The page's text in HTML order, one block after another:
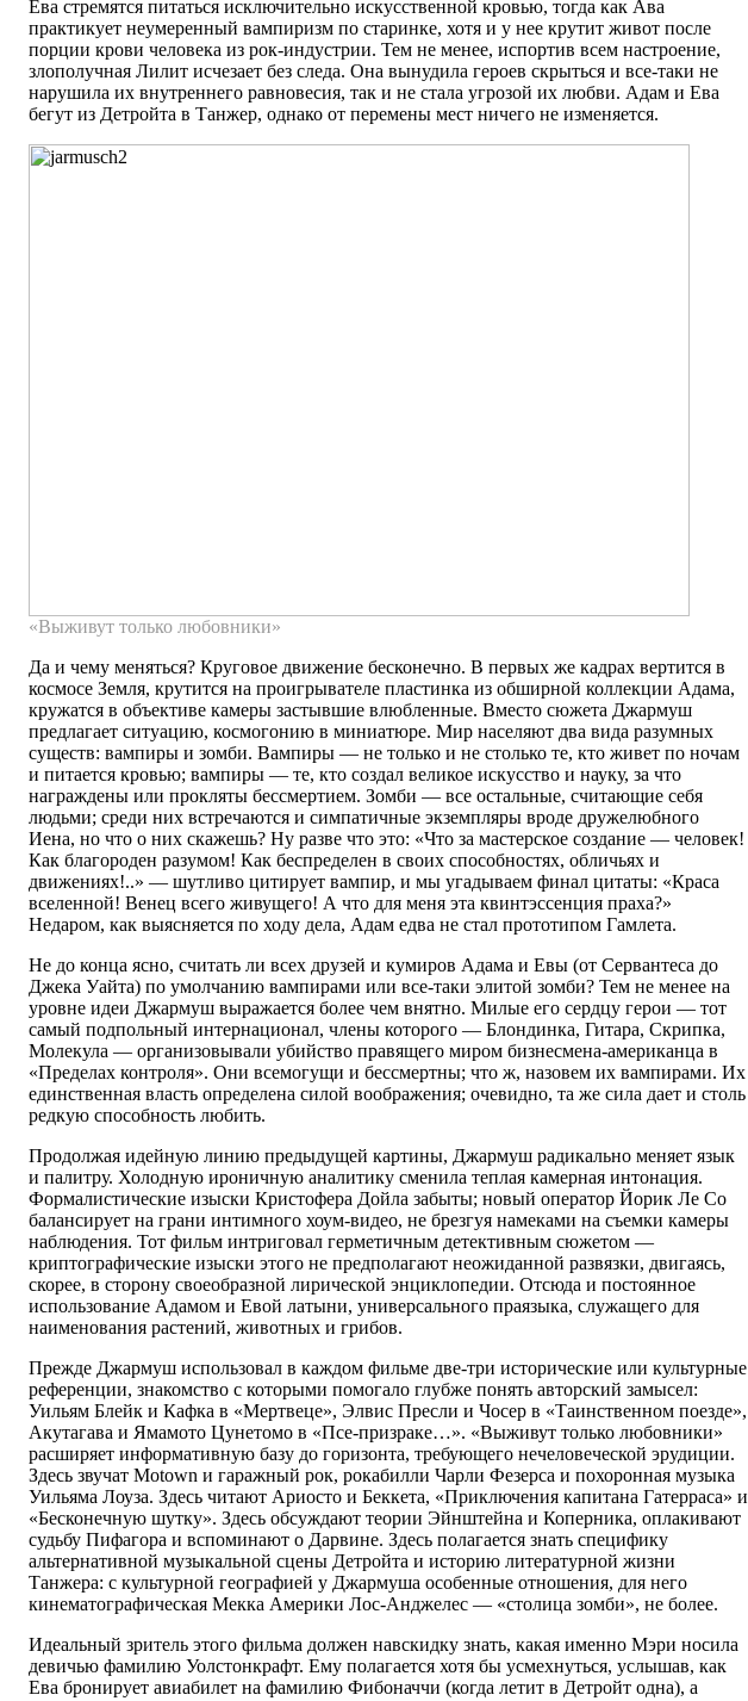
Ева стремятся питаться исключительно искусственной кровью, тогда как Ава
практикует неумеренный вампиризм по старинке, хотя и у нее крутит живот после
порции крови человека из рок-индустрии. Тем не менее, испортив всем настроение,
злополучная Лилит исчезает без следа. Она вынудила героев скрыться и все-таки не
нарушила их внутреннего равновесия, так и не стала угрозой их любви. Адам и Ева
бегут из Детройта в Танжер, однако от перемены мест ничего не изменяется.
«Выживут только любовники»
Да и чему меняться? Круговое движение бесконечно. В первых же кадрах вертится в
космосе Земля, крутится на проигрывателе пластинка из обширной коллекции Адама,
кружатся в объективе камеры застывшие влюбленные. Вместо сюжета Джармуш
предлагает ситуацию, космогонию в миниатюре. Мир населяют два вида разумных
существ: вампиры и зомби. Вампиры — не только и не столько те, кто живет по ночам
и питается кровью; вампиры — те, кто создал великое искусство и науку, за что
награждены или прокляты бессмертием. Зомби — все остальные, считающие себя
людьми; среди них встречаются и симпатичные экземпляры вроде дружелюбного
Иена, но что о них скажешь? Ну разве что это: «Что за мастерское создание — человек!
Как благороден разумом! Как беспределен в своих способностях, обличьях и
движениях!..» — шутливо цитирует вампир, и мы угадываем финал цитаты: «Краса
вселенной! Венец всего живущего! А что для меня эта квинтэссенция праха?»
Недаром, как выясняется по ходу дела, Адам едва не стал прототипом Гамлета.
Не до конца ясно, считать ли всех друзей и кумиров Адама и Евы (от Серван­теса до
Джека Уайта) по умолчанию вампирами или все-таки элитой зомби? Тем не менее на
уровне идеи Джармуш выражается более чем внятно. Милые его сердцу герои — тот
самый подпольный интернационал, члены которого — Блондинка, Гитара, Скрипка,
Молекула — организовывали убийство правящего миром бизнесмена-американца в
«Пределах контроля». Они всемогущи и бессмертны; что ж, назовем их вампирами. Их
единственная власть определена силой воображения; очевидно, та же сила дает и столь
редкую способность любить.
Продолжая идейную линию предыдущей картины, Джармуш радикально меняет язык
и палитру. Холодную ироничную аналитику сменила теплая камерная интонация.
Формалистические изыски Кристофера Дойла забыты; новый оператор Йорик Ле Со
балансирует на грани интимного хоум-видео, не брезгуя намеками на съемки камеры
наблюдения. Тот фильм интриговал герметичным детективным сюжетом —
криптографические изыски этого не предполагают неожиданной развязки, двигаясь,
скорее, в сторону своеобразной лирической энцикло­педии. Отсюда и постоянное
использование Адамом и Евой латыни, универсального праязыка, служащего для
наименования растений, животных и грибов.
Прежде Джармуш использовал в каждом фильме две-три исторические или культурные
референции, знакомство с которыми помогало глубже понять авторский замысел:
Уильям Блейк и Кафка в «Мертвеце», Элвис Пресли и Чосер в «Таинственном поезде»,
Акутагава и Ямамото Цунетомо в «Псе-призраке…». «Выживут только любовники»
расширяет информативную базу до горизонта, требующего нечеловеческой эрудиции.
Здесь звучат Motown и гаражный рок, рокабилли Чарли Фезерса и похоронная музыка
Уильяма Лоуза. Здесь читают Ариосто и Беккета, «Приключения капитана Гатерраса» и
«Бесконечную шутку». Здесь обсуждают теории Эйнштейна и Коперника, оплакивают
судьбу Пифагора и вспоминают о Дарвине. Здесь полагается знать специфику
альтернативной музыкальной сцены Детройта и историю литературной жизни
Танжера: с культурной географией у Джармуша особенные отношения, для него
кинематографическая Мекка Америки Лос-Анджелес — «столица зомби», не более.
Идеальный зритель этого фильма должен навскидку знать, какая именно Мэри носила
девичью фамилию Уолстонкрафт. Ему полагается хотя бы усмехнуться, услышав, как
Ева бронирует авиабилет на фамилию Фибоначчи (когда летит в Детройт одна), а